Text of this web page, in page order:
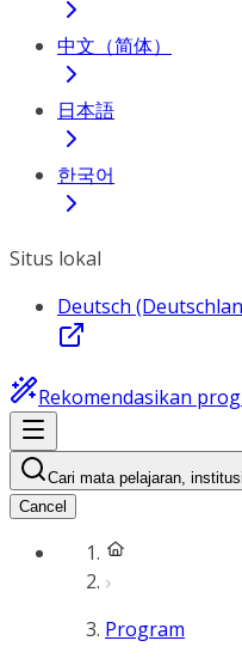
中文（简体）
日本語
한국어
Situs lokal
Deutsch
Rekomendasikan
Cari mata pelajaran,
Cancel
Program